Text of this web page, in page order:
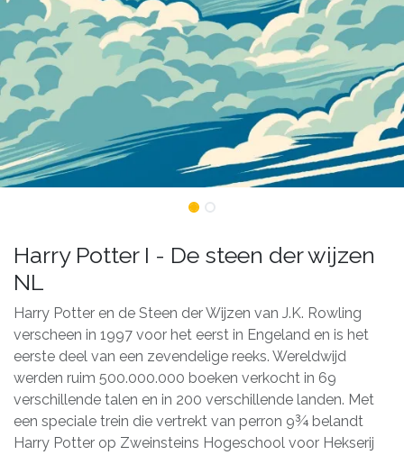
Harry Potter I - De steen der wijzen
NL
Harry Potter en de Steen der Wijzen van J.K. Rowling
verscheen in 1997 voor het eerst in Engeland en is het
eerste deel van een zevendelige reeks. Wereldwijd
werden ruim 500.000.000 boeken verkocht in 69
verschillende talen en in 200 verschillende landen. Met
een speciale trein die vertrekt van perron 9¾ belandt
Harry Potter op Zweinsteins Hogeschool voor Hekserij